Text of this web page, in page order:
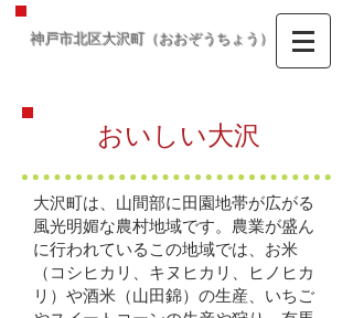
神戸市北区大沢町（おおぞうちょう）
おいしい大沢
大沢町は、山間部に田園地帯が広がる
風光明媚な農村地域です。農業が盛ん
に行われているこの地域では、お米
（コシヒカリ、キヌヒカリ、ヒノヒカ
リ）や酒米（山田錦）の生産、いちご